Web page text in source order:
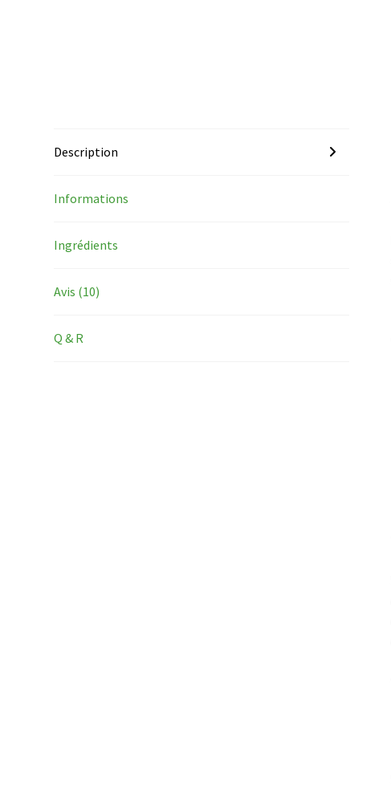
Description
Informations
Ingrédients
Avis (10)
Q & R